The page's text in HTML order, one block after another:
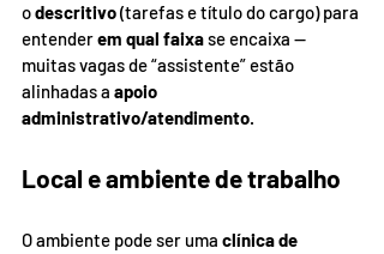
o descritivo (tarefas e título do cargo) para
entender em qual faixa se encaixa —
muitas vagas de “assistente” estão
alinhadas a apoio
administrativo/atendimento.
Local e ambiente de trabalho
O ambiente pode ser uma clínica de